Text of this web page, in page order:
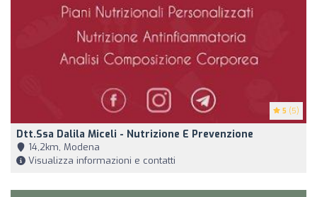
5 (5)
Dtt.ssa Dalila Miceli - Nutrizione E Prevenzione
14,2km, Modena
Visualizza informazioni e contatti